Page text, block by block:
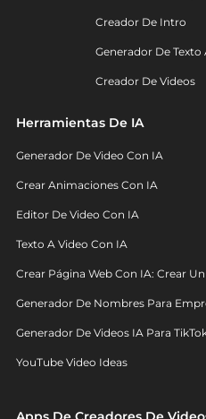
Creador De Intro
Generador De
Creador De Videos
Herramientas De IA
Generador De Video Con IA
Crear Animaciones Con IA
Editor De Video Con IA
Texto A Video Con IA
Crear Página Web Con IA: Crear
Generador De Nombres Para
Generador De Videos IA Para
YouTube Video Ideas